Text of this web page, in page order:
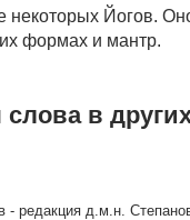
некоторых Йогов.
формах и мантр.
в
- редакция д.м.н.